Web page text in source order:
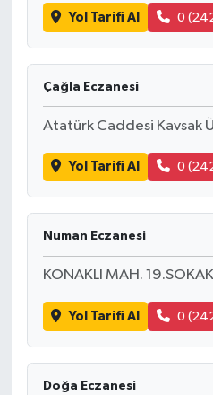
Yol Tarifi Al 0
Çağla Eczanesi
Atatürk Caddesi Kavsak
Yol Tarifi Al 0
Numan Eczanesi
KONAKLI MAH.
Yol Tarifi Al 0
Doğa Eczanesi